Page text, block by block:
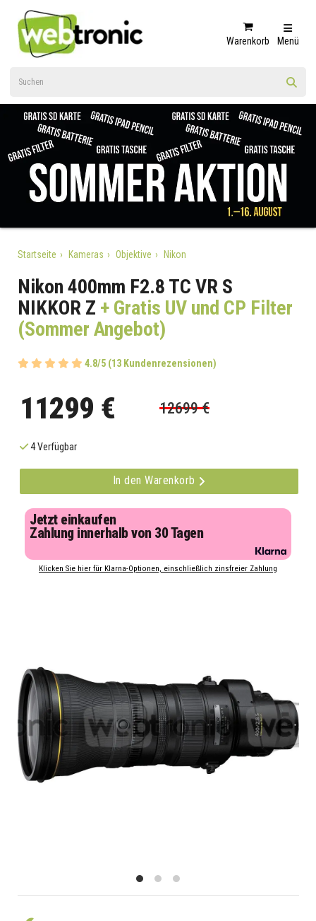
Warenkorb Menü
Startseite Kameras Objektive Nikon
Nikon 400mm F2.8 TC VR S
NIKKOR Z + Gratis UV und CP Filter
(Sommer Angebot)
4.8/5 (13 Kundenrezensionen)
11299 € 12699 €
4 Verfügbar
In den Warenkorb
Jetzt einkaufen
Zahlung innerhalb von 30 Tagen
Klicken Sie hier für Klarna-Optionen, einschließlich zinsfreier Zahlung